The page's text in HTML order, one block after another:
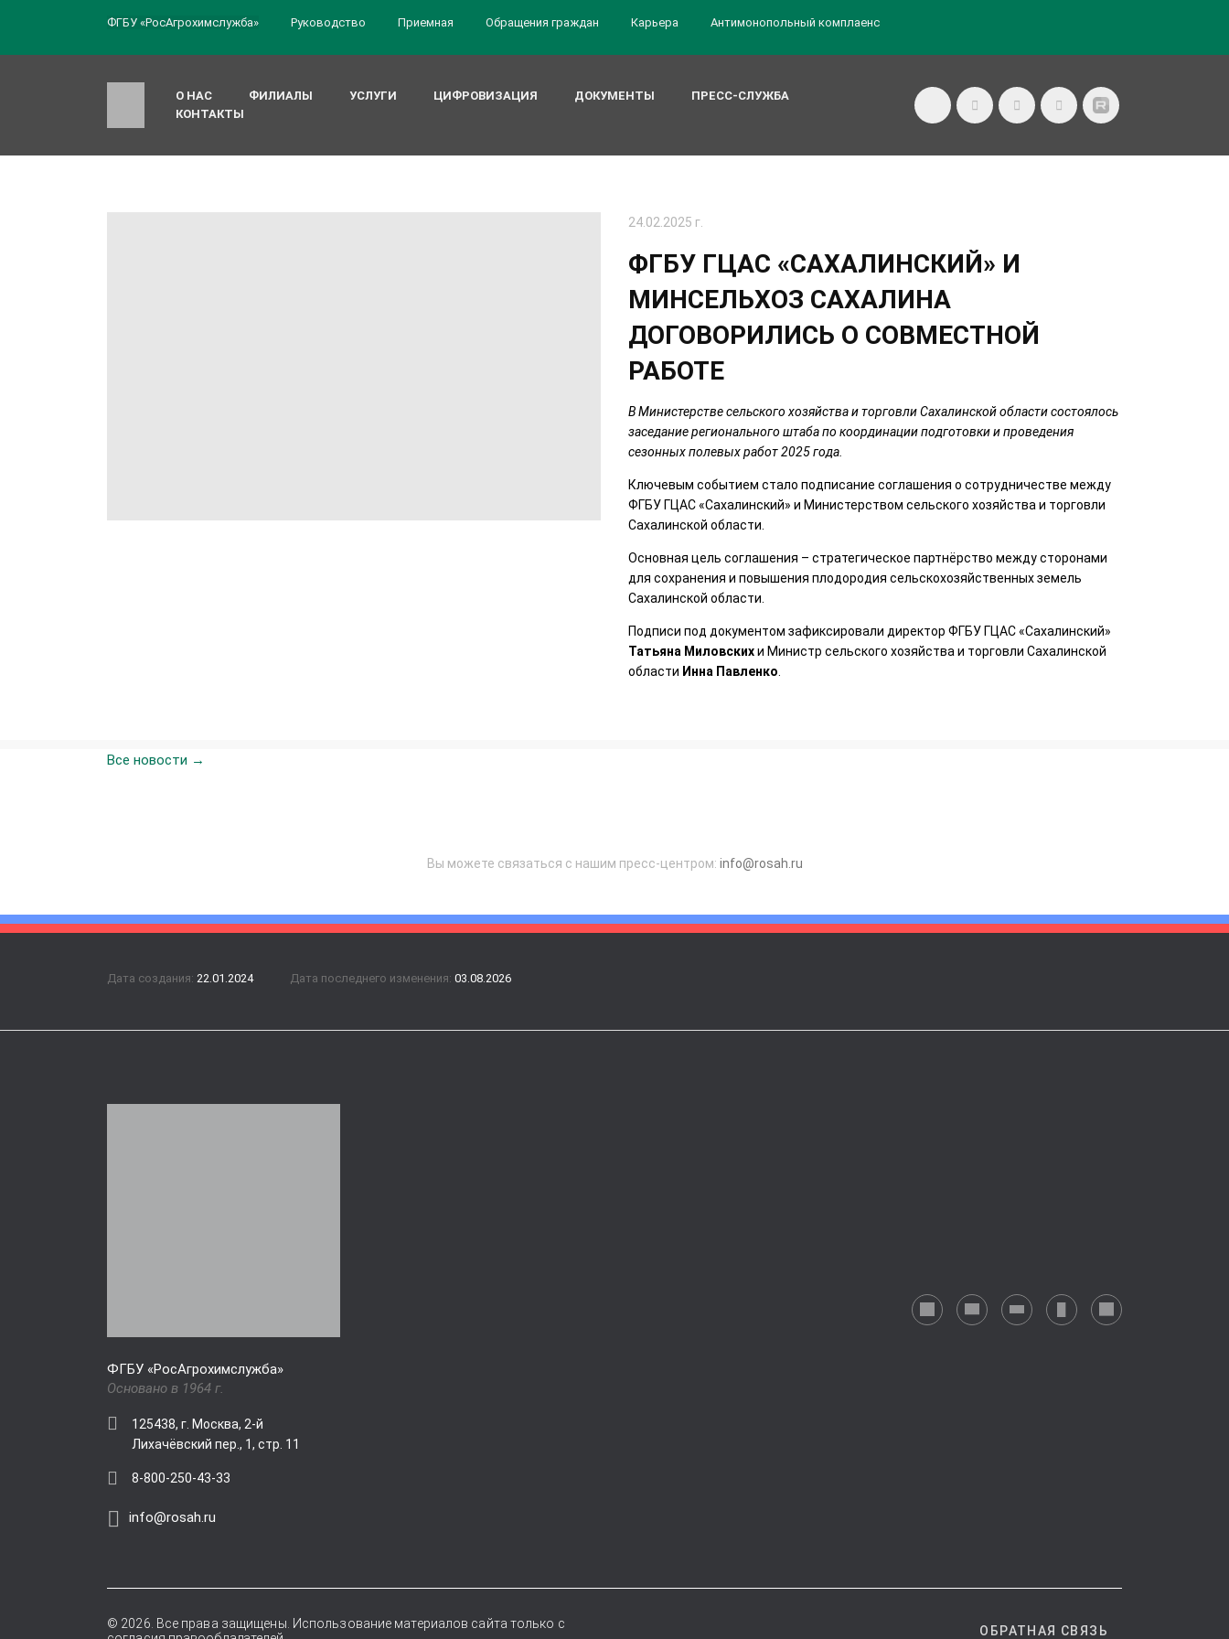
ФГБУ «РосАгрохимслужба» Руководство Приемная Обращения граждан Карьера Антимонопольный комплаенс
О НАС ФИЛИАЛЫ УСЛУГИ ЦИФРОВИЗАЦИЯ ДОКУМЕНТЫ
ПРЕСС-СЛУЖБА
КОНТАКТЫ
24.02.2025 г.
ФГБУ ГЦАС «САХАЛИНСКИЙ» И
МИНСЕЛЬХОЗ САХАЛИНА
ДОГОВОРИЛИСЬ О СОВМЕСТНОЙ
РАБОТЕ
В Министерстве сельского хозяйства и торговли Сахалинской области состоялось
заседание регионального штаба по координации подготовки и проведения
сезонных полевых работ 2025 года.
Ключевым событием стало подписание соглашения о сотрудничестве между
ФГБУ ГЦАС «Сахалинский» и Министерством сельского хозяйства и торговли
Сахалинской области.
Основная цель соглашения – стратегическое партнёрство между сторонами
для сохранения и повышения плодородия сельскохозяйственных земель
Сахалинской области.
Подписи под документом зафиксировали директор ФГБУ ГЦАС «Сахалинский»
Татьяна Миловскихи Министр сельского хозяйства и торговли Сахалинской
области Инна Павленко
Все новости →
Вы можете связаться с нашим пресс-центром: info@rosah.ru
Дата создания: 22.01.2024 Дата последнего изменения: 03.08.2026
ФГБУ «РосАгрохимслужба»
Основано в 1964 г.
125438, г. Москва, 2-й
Лихачёвский пер., 1, стр. 11
8-800-250-43-33
info@rosah.ru
© 2026. Все права защищены. Использование материалов сайта только с
ОБРАТНАЯ СВЯЗЬ